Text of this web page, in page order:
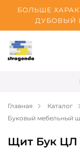
БОЛЬШЕ
ДУБОВЫЙ
Таллинн
Оплата
Блог
Главная Каталог
Буковый мебельный
Щит Бук ЦЛ